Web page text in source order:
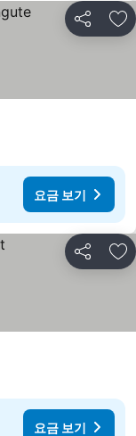
공유 즐
요금 보기
공유 즐
요금 보기